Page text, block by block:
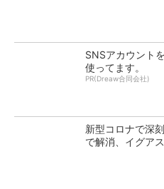
SNSアカウント
使ってます。
PR(Dreaw合同会社)
新型コロナで深
で解消、イグア